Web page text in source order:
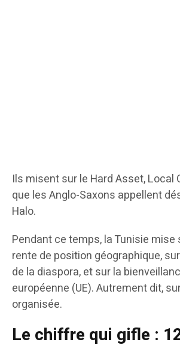
Ils misent sur le Hard Asset,
que les Anglo-Saxons appellent
Halo.
Pendant ce temps, la Tunisie mise
rente de position géographique,
de la diaspora, et sur la
européenne (UE). Autrement dit,
organisée.
Le chiffre qui gifle :